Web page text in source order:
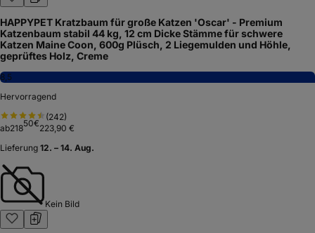
HAPPYPET Kratzbaum für große Katzen 'Oscar' - Premium
Katzenbaum stabil 44 kg, 12 cm Dicke Stämme für schwere
Katzen Maine Coon, 600g Plüsch, 2 Liegemulden und Höhle,
geprüftes Holz, Creme
8,5
Hervorragend
(242)
ab21850€223,90 €
Lieferung 12. – 14. Aug.
Kein Bild